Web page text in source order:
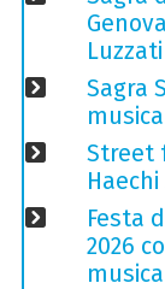
Luzzati
Sagra
Street
Festa
2026
musica